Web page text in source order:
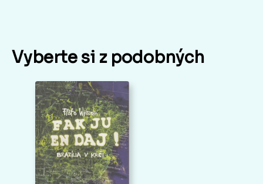
Vyberte si z podobných